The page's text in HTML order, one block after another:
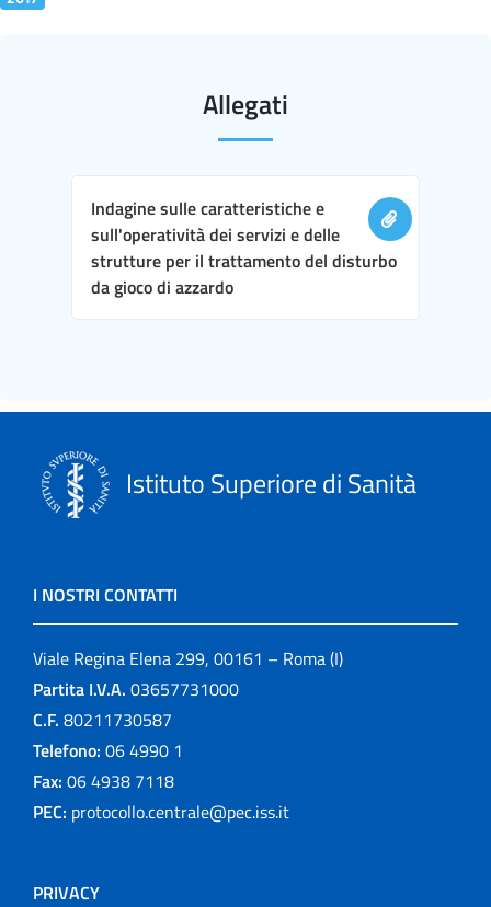
Allegati
Indagine sulle caratteristiche e
sull'operatività dei servizi e delle
strutture per il trattamento del disturbo
da gioco di azzardo
Istituto Superiore di Sanità
I NOSTRI CONTATTI
Viale Regina Elena 299, 00161 – Roma (I)
Partita I.V.A. 03657731000
C.F. 80211730587
Telefono: 06 4990 1
Fax: 06 4938 7118
PEC: protocollo.centrale@pec.iss.it
PRIVACY